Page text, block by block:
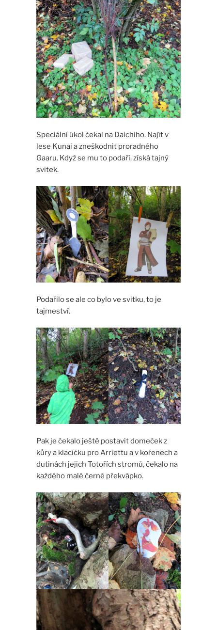
Speciální úkol čekal na Daichiho. Najít v
lese Kunai a zneškodnit proradného
Gaaru. Když se mu to podaří, získá tajný
svitek.
Podařilo se ale co bylo ve svitku, to je
tajmeství.
Pak je čekalo ještě postavit domeček z
kůry a klacíčku pro Arriettu a v kořenech a
dutinách jejich Totořích stromů, čekalo na
každého malé černé překvápko.